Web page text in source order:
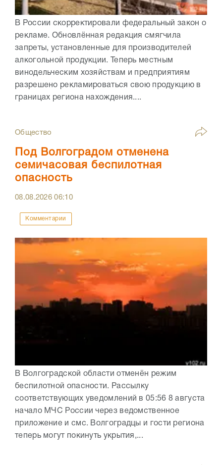
В России скорректировали федеральный закон о
рекламе. Обновлённая редакция смягчила
запреты, установленные для производителей
алкогольной продукции. Теперь местным
винодельческим хозяйствам и предприятиям
разрешено рекламироваться свою продукцию в
границах региона нахождения....
Общество
Под Волгоградом отменена
семичасовая беспилотная
опасность
08.08.202606:10
Комментарии
В Волгоградской области отменён режим
беспилотной опасности. Рассылку
соответствующих уведомлений в 05:56 8 августа
начало МЧС России через ведомственное
приложение и смс. Волгоградцы и гости региона
теперь могут покинуть укрытия,...